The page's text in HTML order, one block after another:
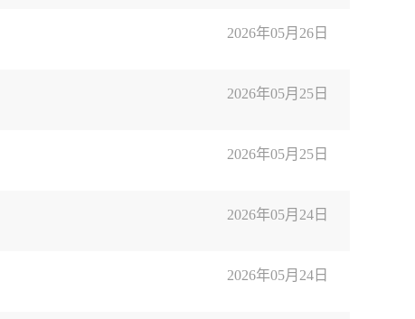
2026年05月26日
2026年05月25日
2026年05月25日
2026年05月24日
2026年05月24日